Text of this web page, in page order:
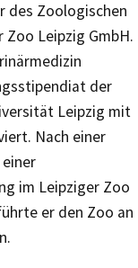
des Zoologischen
Zoo Leipzig GmbH.
der
Leipzig mit
Nach einer
im Leipziger Zoo
er den Zoo an